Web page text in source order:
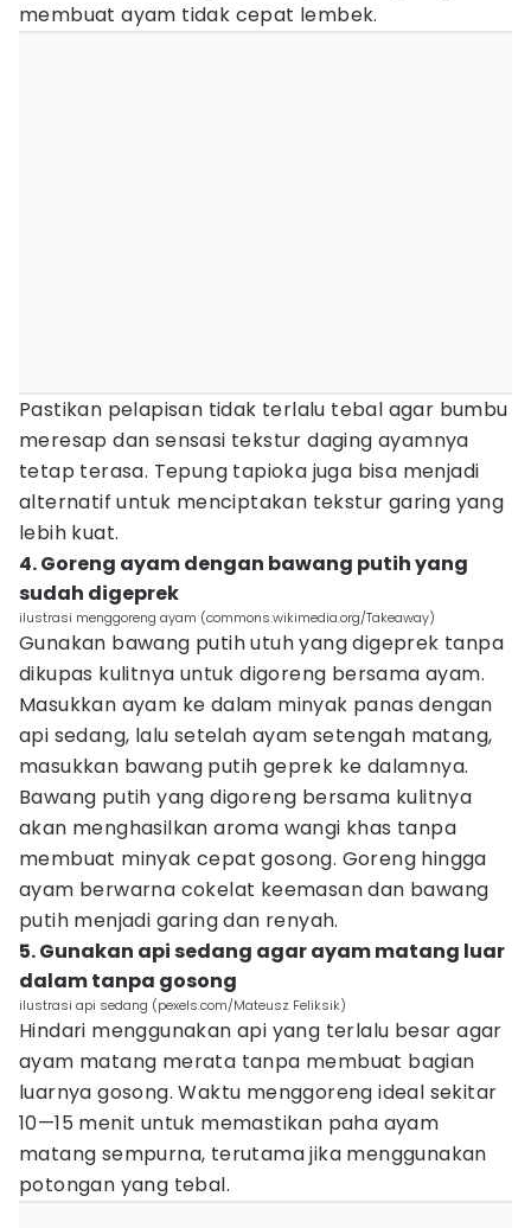
membuat ayam tidak cepat lembek.
Pastikan pelapisan tidak terlalu tebal agar bumbu
meresap dan sensasi tekstur daging ayamnya
tetap terasa. Tepung tapioka juga bisa menjadi
alternatif untuk menciptakan tekstur garing yang
lebih kuat.
4. Goreng ayam dengan bawang putih yang
sudah digeprek
ilustrasi menggoreng ayam (commons.wikimedia.org/Takeaway)
Gunakan bawang putih utuh yang digeprek tanpa
dikupas kulitnya untuk digoreng bersama ayam.
Masukkan ayam ke dalam minyak panas dengan
api sedang, lalu setelah ayam setengah matang,
masukkan bawang putih geprek ke dalamnya.
Bawang putih yang digoreng bersama kulitnya
akan menghasilkan aroma wangi khas tanpa
membuat minyak cepat gosong. Goreng hingga
ayam berwarna cokelat keemasan dan bawang
putih menjadi garing dan renyah.
5. Gunakan api sedang agar ayam matang luar
dalam tanpa gosong
ilustrasi api sedang (pexels.com/Mateusz Feliksik)
Hindari menggunakan api yang terlalu besar agar
ayam matang merata tanpa membuat bagian
luarnya gosong. Waktu menggoreng ideal sekitar
10—15 menit untuk memastikan paha ayam
matang sempurna, terutama jika menggunakan
potongan yang tebal.